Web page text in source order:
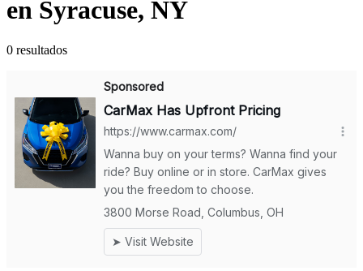
en Syracuse, NY
0 resultados